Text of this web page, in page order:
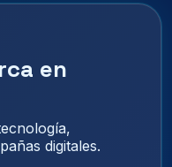
en
digitales.